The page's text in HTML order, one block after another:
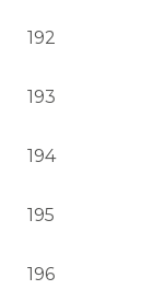
192
193
194
195
196